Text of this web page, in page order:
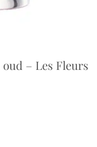
– Les Fleurs